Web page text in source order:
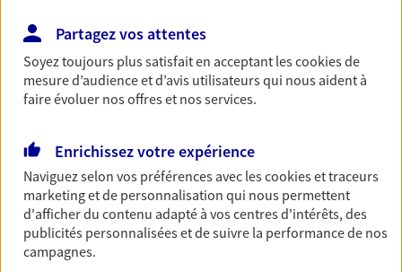
Giboulet Raynaud
Agents Généraux d'assurance exclusif AXA
Horaires :Fermé
Ouvre le 11 août à 08:30
03 44 53 17 59
Partagez vos attentes
Soyez toujours plus satisfait en acceptant lescookiesde
mesure d’audience et d’avis utilisateurs qui nous aident à
faire évoluer nos offres et nos services.
Enrichissez votre expérience
Naviguez selon vos préférences avec lescookies et traceurs
marketing et de personnalisation qui nous permettent
d'afficher du contenu adapté à vos centres d'intérêts, des
publicités personnalisées et de suivre la performance de nos
campagnes.